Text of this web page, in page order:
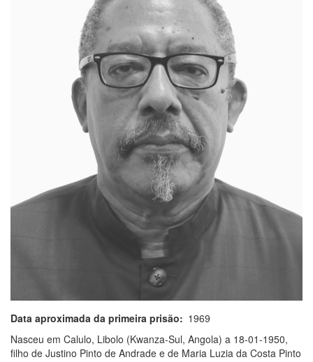
Data aproximada da primeira prisão
1969
Nasceu em Calulo, Libolo (Kwanza-Sul, Angola) a 18-01-1950,
filho de Justino Pinto de Andrade e de Maria Luzia da Costa Pinto